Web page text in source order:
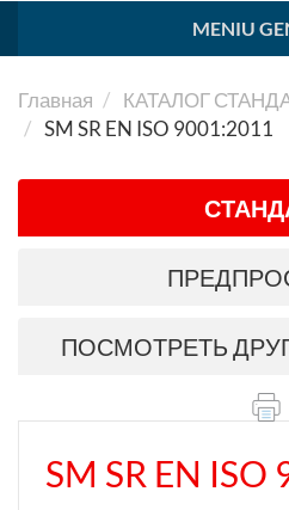
MENIU
Главная
КАТАЛОГ
SM SR EN ISO 9001:2011
ПОСМОТРЕТЬ
SM SR EN ISO